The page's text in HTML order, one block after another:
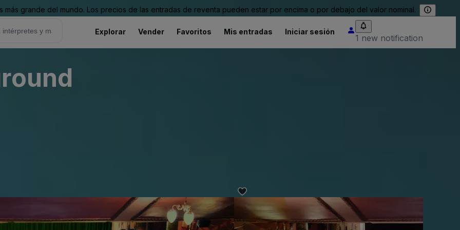
grande del mundo. Los precios de las entradas de reventa pueden estar por encima o por debajo del valor nominal.
Explorar Vender Favoritos Mis entradas Iniciar sesión
1 new notification